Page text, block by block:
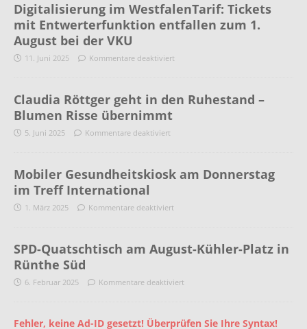
Digitalisierung im WestfalenTarif: Tickets
mit Entwerterfunktion entfallen zum 1.
August bei der VKU
11. Juni 2025 Kommentare deaktiviert
Claudia Röttger geht in den Ruhestand –
Blumen Risse übernimmt
5. Juni 2025 Kommentare deaktiviert
Mobiler Gesundheitskiosk am Donnerstag
im Treff International
1. März 2025 Kommentare deaktiviert
SPD-Quatschtisch am August-Kühler-Platz in
Rünthe Süd
6. Februar 2025 Kommentare deaktiviert
Fehler, keine Ad-ID gesetzt! Überprüfen Sie Ihre Syntax!